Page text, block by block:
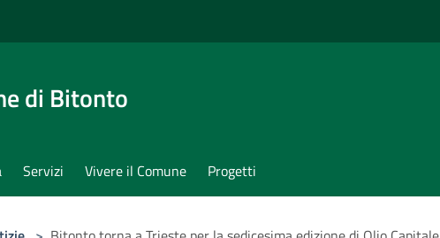
di Bitonto
Servizi Vivere il Comune Progetti